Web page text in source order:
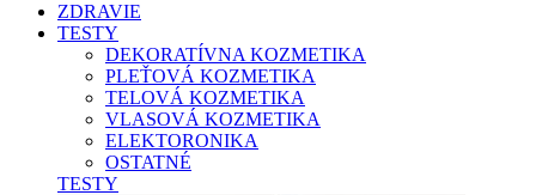
ZDRAVIE
TESTY
DEKORATÍVNA KOZMETIKA
PLEŤOVÁ KOZMETIKA
TELOVÁ KOZMETIKA
VLASOVÁ KOZMETIKA
ELEKTORONIKA
OSTATNÉ
TESTY